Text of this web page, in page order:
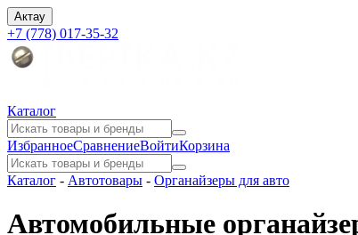
Актау
+7 (778) 017-35-32
Каталог
ИзбранноеСравнениеВойтиКорзина
Каталог - Автотовары - Органайзеры для авто
Автомобильные